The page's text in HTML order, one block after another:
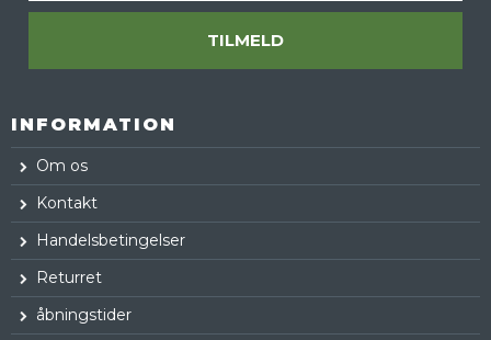
TILMELD
INFORMATION
Om os
Kontakt
Handelsbetingelser
Returret
åbningstider